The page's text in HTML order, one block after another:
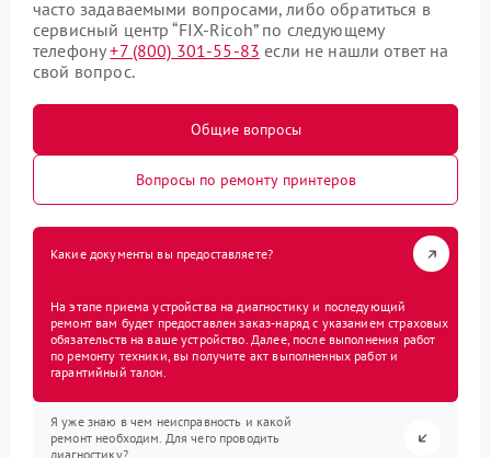
часто задаваемыми вопросами, либо обратиться в
сервисный центр “FIX-Ricoh” по следующему
телефону+7 (800) 301-55-83 если не нашли ответ на
свой вопрос.
Общие вопросы
Вопросы по ремонту принтеров
Какие документы вы предоставляете?
На этапе приема устройства на диагностику и последующий
ремонт вам будет предоставлен заказ-наряд с указанием страховых
обязательств на ваше устройство. Далее, после выполнения работ
по ремонту техники, вы получите акт выполненных работ и
гарантийный талон.
Я уже знаю в чем неисправность и какой
ремонт необходим. Для чего проводить
диагностику?